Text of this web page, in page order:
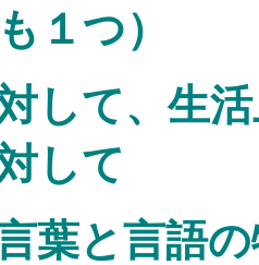
１つ）
して、生
して
葉と言語